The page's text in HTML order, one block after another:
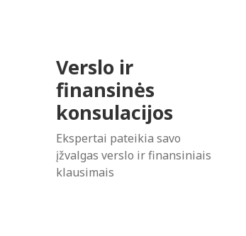
Verslo ir
finansinės
konsulacijos
Ekspertai pateikia savo
įžvalgas verslo ir finansiniais
klausimais